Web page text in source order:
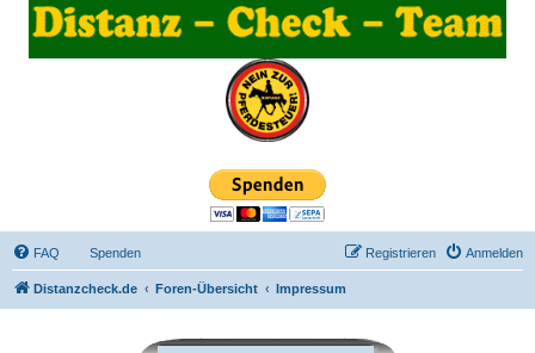
FAQ Spenden Anmelden
Registrieren
Distanzcheck.de Foren-Übersicht Impressum